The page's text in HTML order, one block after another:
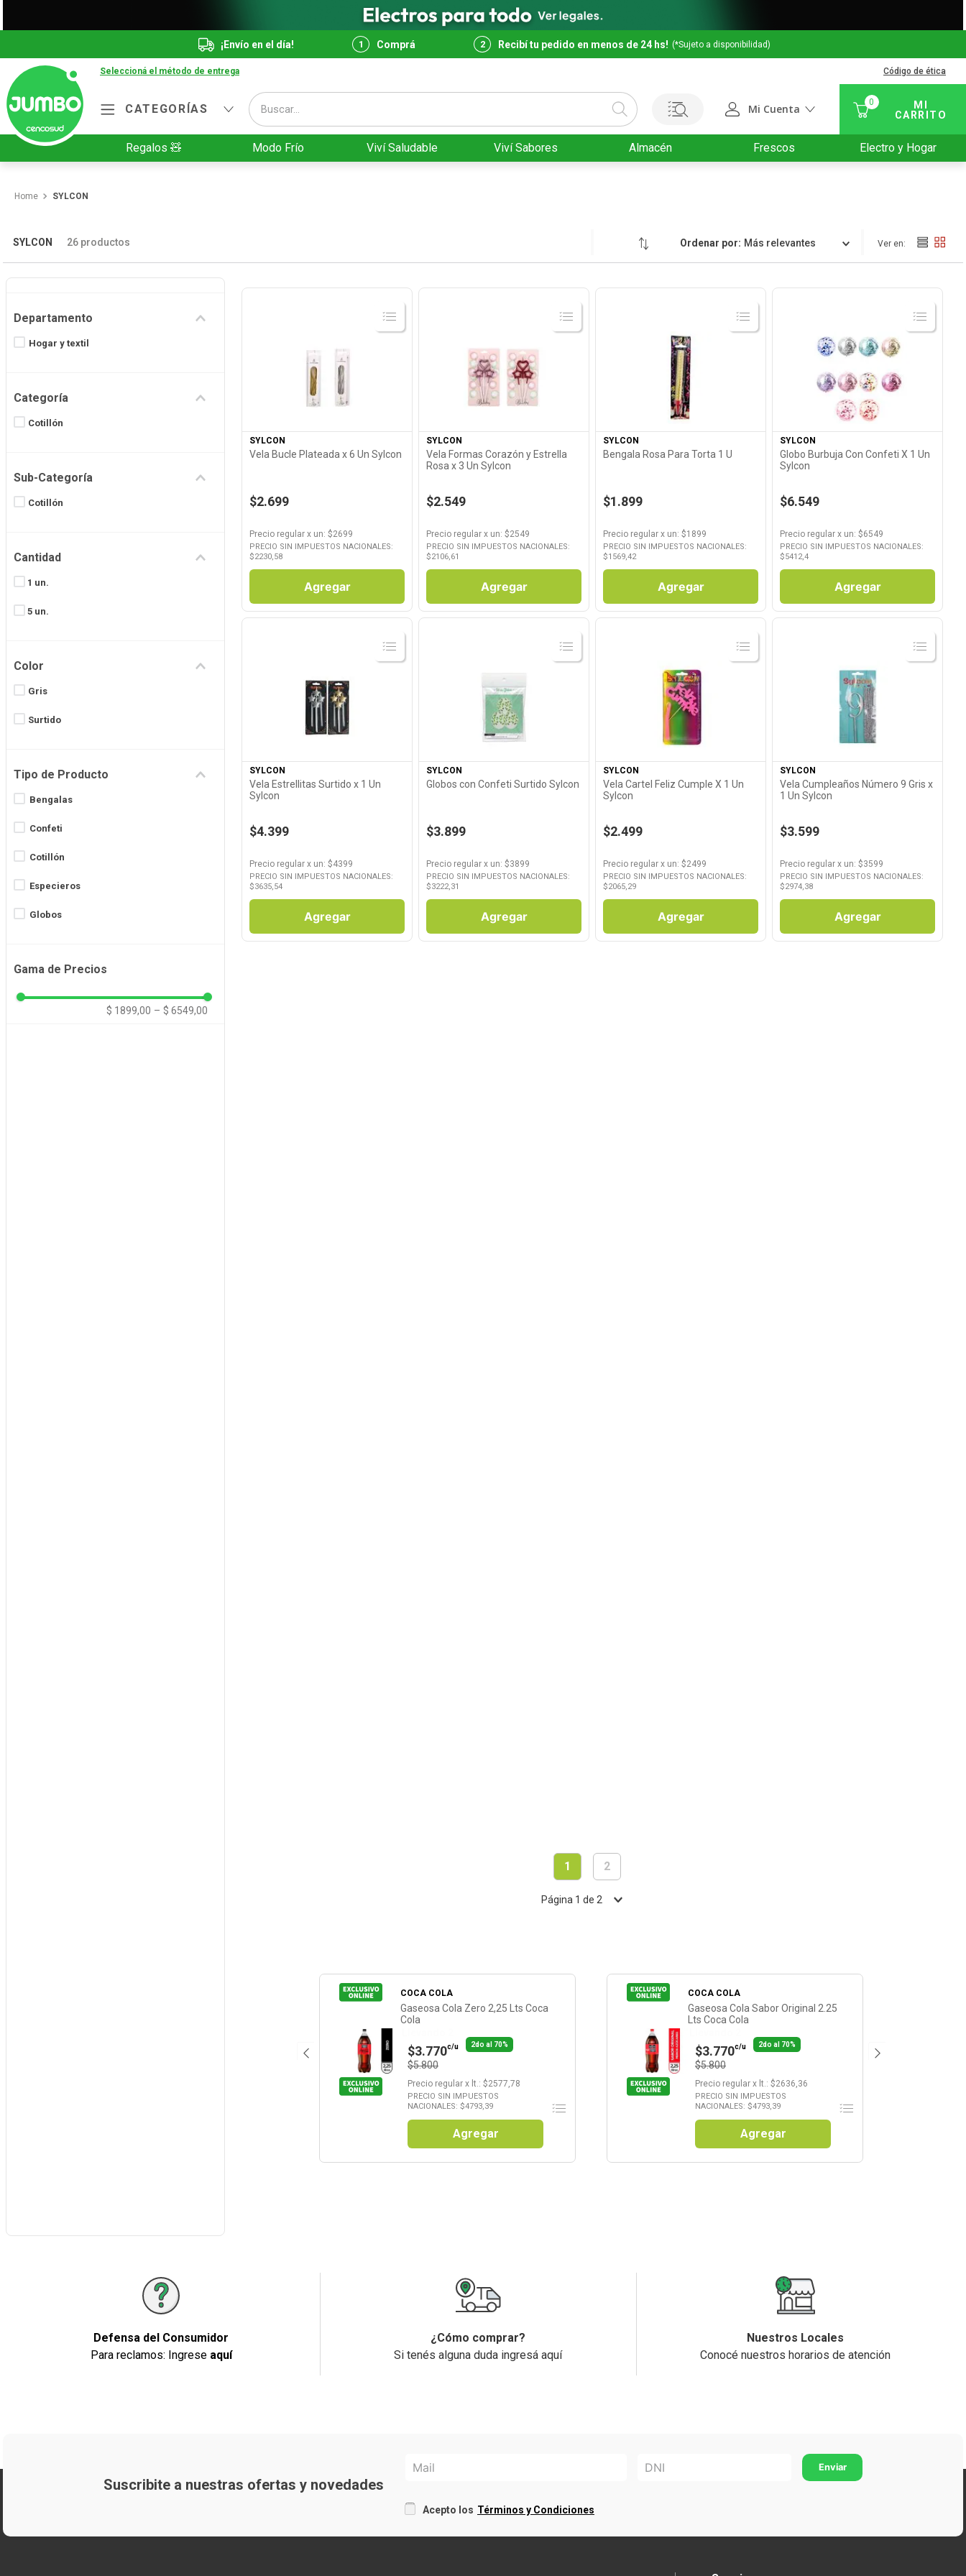
¡Envío en el día! Comprá Recibí tu pedido en menos de 24 hs! (*Sujeto a disponibilidad)
Seleccioná el método de entrega Código de ética
CATEGORÍAS
Buscar...
Mi Cuenta
0
Regalos 🧸 Modo Frío Viví Saludable Viví Sabores Almacén Frescos Electro y Hogar
SYLCON
SYLCON 26 productos Ordenar por Relevancia
Departamento
Hogar y textil
Categoría
Cotillón
Sub-Categoría
Cotillón
Cantidad
1 un.
5 un.
Color
Gris
Surtido
Tipo de Producto
Bengalas
Confeti
Cotillón
Especieros
Globos
Vela
Velas
Gama de Precios
$ 1899,00 – $ 6549,00
Ver Producto
SYLCON
Vela Bucle Plateada x 6 Un Sylcon
$2.699
Precio regular x un: $2699
PRECIO SIN IMPUESTOS NACIONALES:
$2230,58
Agregar
Ver Producto
SYLCON
Vela Formas Corazón y Estrella
Rosa x 3 Un Sylcon
$2.549
Precio regular x un: $2549
PRECIO SIN IMPUESTOS NACIONALES:
$2106,61
Agregar
Ver Producto
SYLCON
Bengala Rosa Para Torta 1 U
$1.899
Precio regular x un: $1899
PRECIO SIN IMPUESTOS NACIONALES:
$1569,42
Agregar
Ver Producto
SYLCON
Globo Burbuja Con Confeti X 1 Un
Sylcon
$6.549
Precio regular x un: $6549
PRECIO SIN IMPUESTOS NACIONALES:
$5412,4
Agregar
Ver Producto
SYLCON
Vela Estrellitas Surtido x 1 Un
Sylcon
$4.399
Precio regular x un: $4399
PRECIO SIN IMPUESTOS NACIONALES:
$3635,54
Agregar
Ver Producto
SYLCON
Globos con Confeti Surtido Sylcon
$3.899
Precio regular x un: $3899
PRECIO SIN IMPUESTOS NACIONALES:
$3222,31
Agregar
Ver Producto
SYLCON
Vela Cartel Feliz Cumple X 1 Un
Sylcon
$2.499
Precio regular x un: $2499
PRECIO SIN IMPUESTOS NACIONALES:
$2065,29
Agregar
Ver Producto
SYLCON
Vela Cumpleaños Número 9 Gris x
1 Un Sylcon
$3.599
Precio regular x un: $3599
PRECIO SIN IMPUESTOS NACIONALES:
$2974,38
Agregar
1 2
Página 1 de 2
COCA COLA
Gaseosa Cola Zero 2,25 Lts Coca
Cola
$3.770c/u 2do al 70%
$5.800
Precio regular x lt.: $2577,78
PRECIO SIN IMPUESTOS
NACIONALES: $4793,39
Agregar
COCA COLA
Gaseosa Cola Sabor Original 2.25
Lts Coca Cola
$3.770c/u 2do al 70%
$5.800
Precio regular x lt.: $2636,36
PRECIO SIN IMPUESTOS
NACIONALES: $4793,39
Agregar
Defensa del Consumidor
Para reclamos: Ingrese aquí
¿Cómo comprar?
Si tenés alguna duda ingresá aquí
Nuestros Locales
Conocé nuestros horarios de atención
Suscribite a nuestras ofertas y novedades
Acepto los Términos y Condiciones
Términos más buscados
7.
10.